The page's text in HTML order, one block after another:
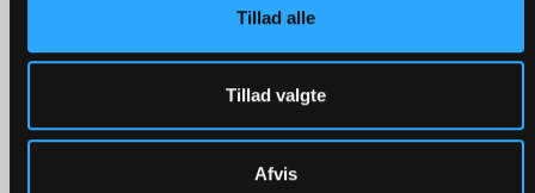
Tillad alle
Tillad valgte
Afvis